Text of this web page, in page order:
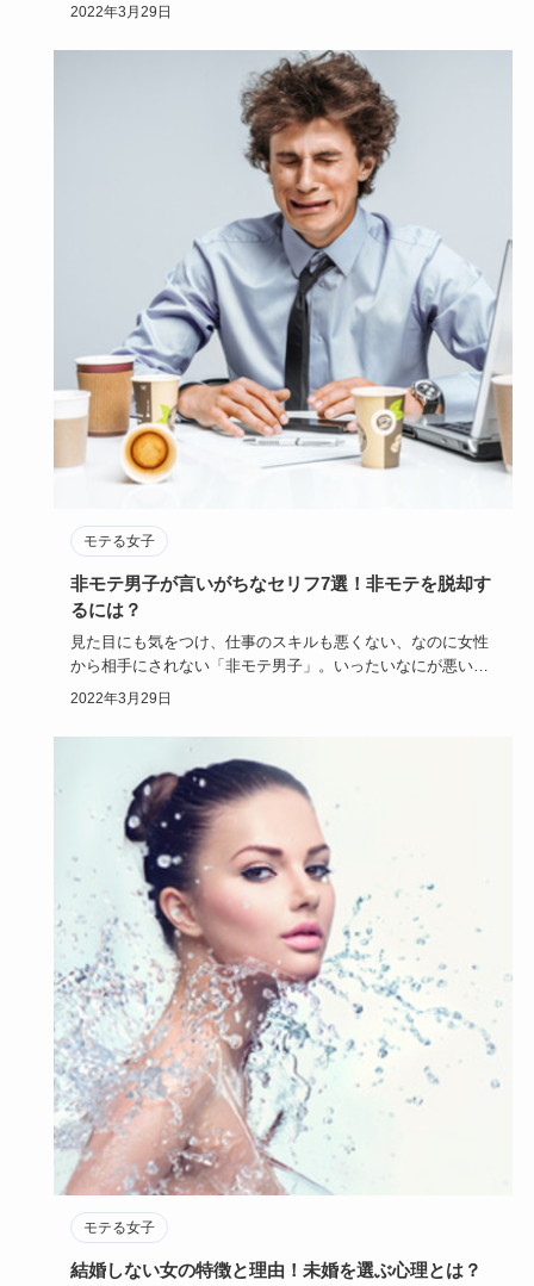
2022年3月29日
モテる女子
非モテ男子が言いがちなセリフ7選！非モテを脱却す
るには？
見た目にも気をつけ、仕事のスキルも悪くない、なのに女性
から相手にされない「非モテ男子」。いったいなにが悪いの
か本人は気づい…
2022年3月29日
モテる女子
結婚しない女の特徴と理由！未婚を選ぶ心理とは？